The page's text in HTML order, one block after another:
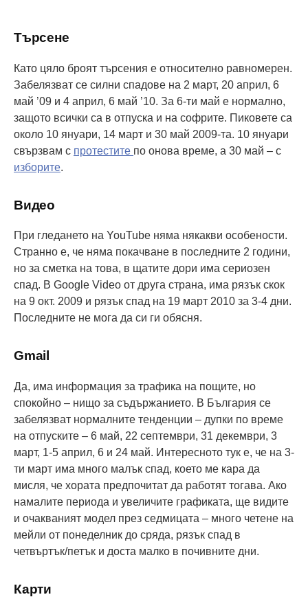
Търсене
Като цяло броят търсения е относително равномерен.
Забелязват се силни спадове на 2 март, 20 април, 6
май ’09 и 4 април, 6 май ’10. За 6-ти май е нормално,
защото всички са в отпуска и на софрите. Пиковете са
около 10 януари, 14 март и 30 май 2009-та. 10 януари
свързвам с протестите по онова време, а 30 май – с
изборите.
Видео
При гледането на YouTube няма някакви особености.
Странно е, че няма покачване в последните 2 години,
но за сметка на това, в щатите дори има сериозен
спад. В Google Video от друга страна, има рязък скок
на 9 окт. 2009 и рязък спад на 19 март 2010 за 3-4 дни.
Последните не мога да си ги обясня.
Gmail
Да, има информация за трафика на пощите, но
спокойно – нищо за съдържанието. В България се
забелязват нормалните тенденции – дупки по време
на отпуските – 6 май, 22 септември, 31 декември, 3
март, 1-5 април, 6 и 24 май. Интересното тук е, че на 3-
ти март има много малък спад, което ме кара да
мисля, че хората предпочитат да работят тогава. Ако
намалите периода и увеличите графиката, ще видите
и очакваният модел през седмицата – много четене на
мейли от понеделник до сряда, рязък спад в
четвъртък/петък и доста малко в почивните дни.
Карти